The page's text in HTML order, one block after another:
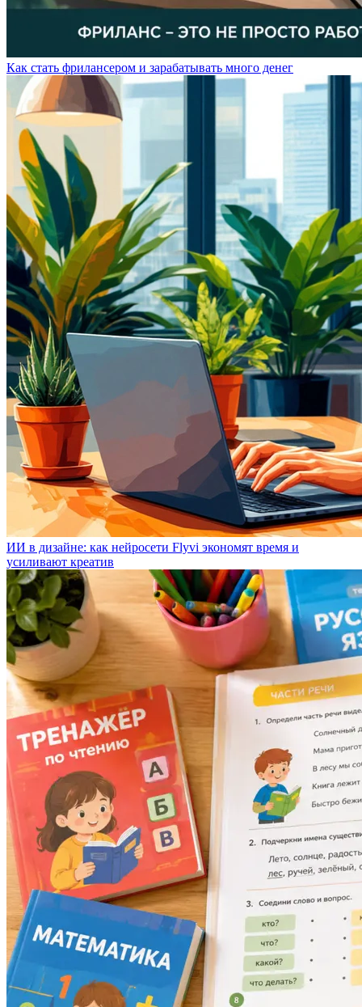
Как стать фрилансером и зарабатывать много денег
ИИ в дизайне: как нейросети Flyvi экономят время и
усиливают креатив